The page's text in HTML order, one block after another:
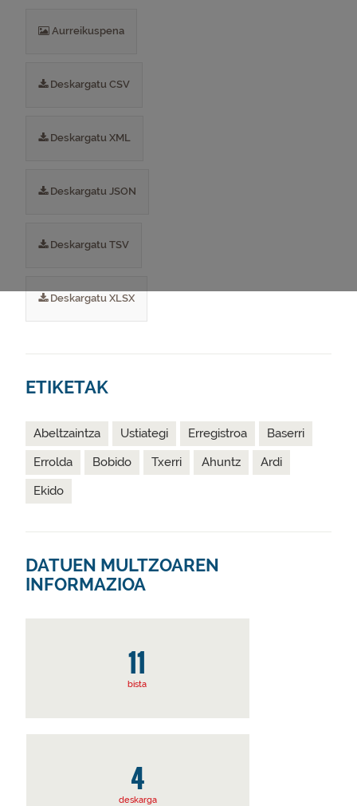
Aurreikuspena
Deskargatu CSV
Deskargatu XML
Deskargatu JSON
Deskargatu TSV
Deskargatu XLSX
ETIKETAK
Abeltzaintza Ustiategi Erregistroa
Baserri
Errolda
Bobido Txerri Ahuntz
Ardi
Ekido
DATUEN MULTZOAREN
INFORMAZIOA
11
bista
4
deskarga